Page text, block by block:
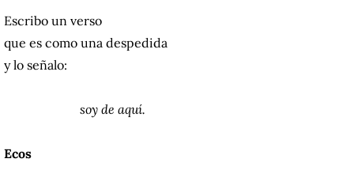
Escribo un verso
que es como una despedida
y lo señalo:
soy de aquí.
Ecos